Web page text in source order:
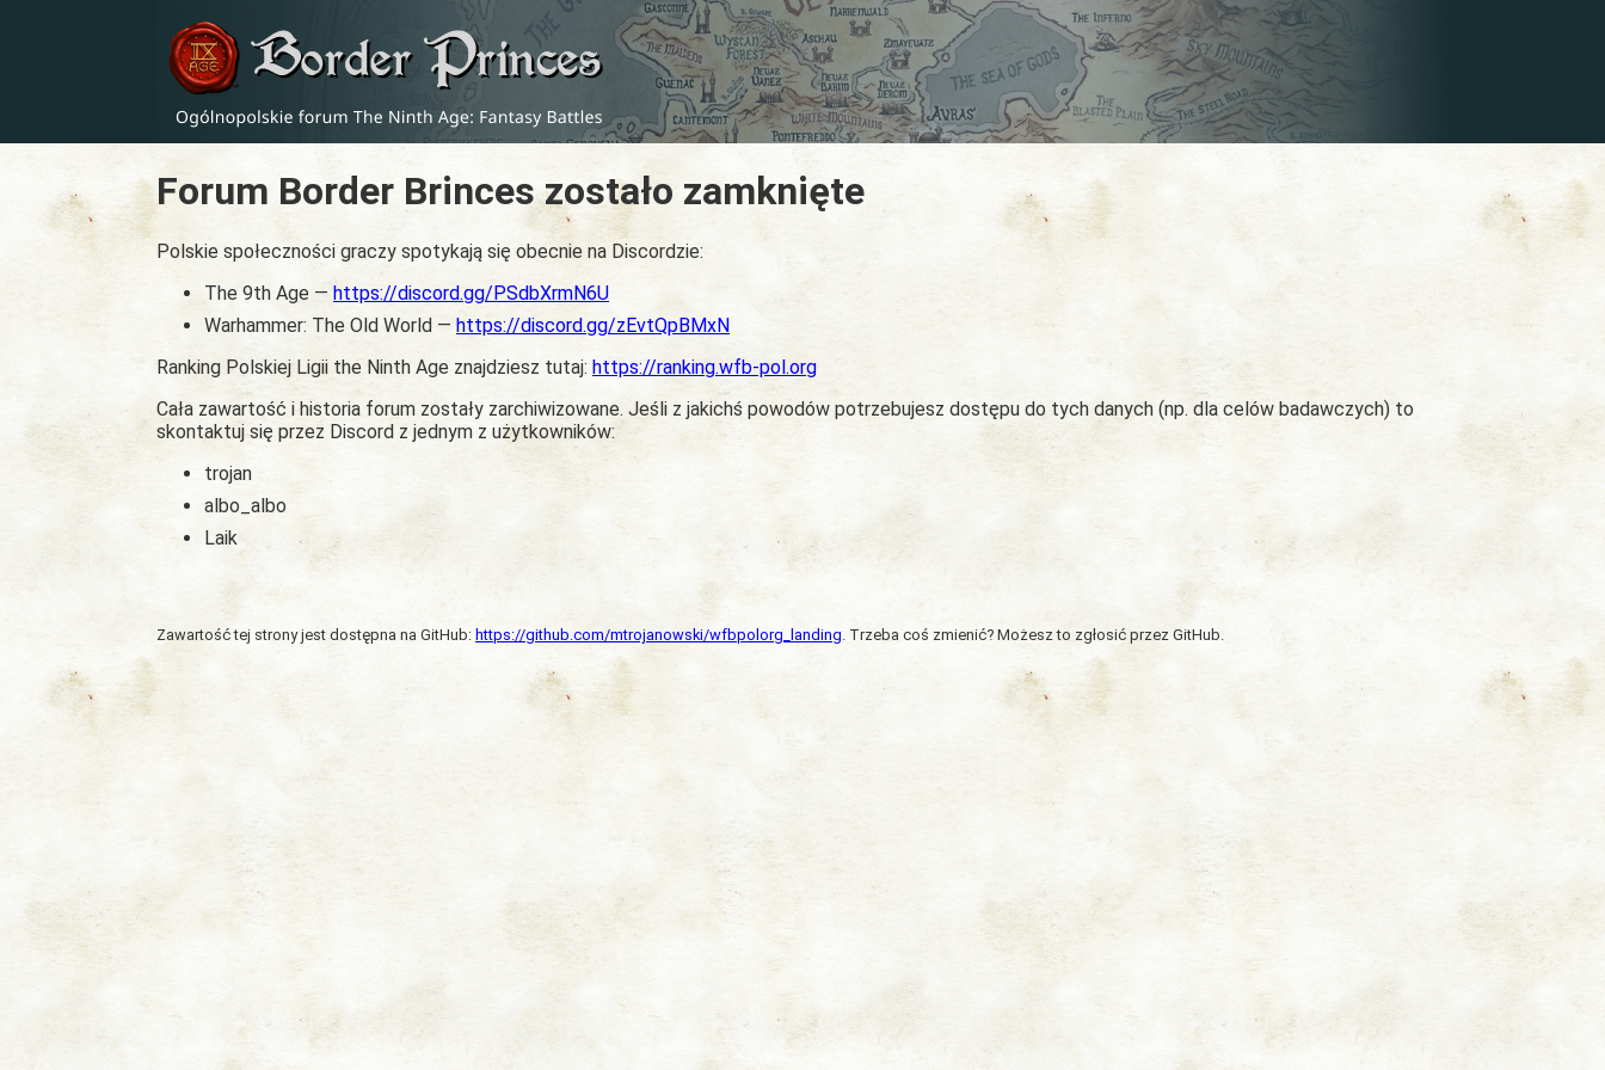
Forum Border Brinces zostało zamknięte
Polskie społeczności graczy spotykają się obecnie na Discordzie:
The 9th Age — https://discord.gg/PSdbXrmN6U
Warhammer: The Old World — https://discord.gg/zEvtQpBMxN
Ranking Polskiej Ligii the Ninth Age znajdziesz tutaj: https://ranking.wfb-pol.org
Cała zawartość i historia forum zostały zarchiwizowane. Jeśli z jakichś powodów potrzebujesz dostępu do tych danych (np. dla celów badawczych) to
skontaktuj się przez Discord z jednym z użytkowników:
trojan
albo_albo
Laik
Zawartość tej strony jest dostępna na GitHub: https://github.com/mtrojanowski/wfbpolorg_landing . Trzeba coś zmienić? Możesz to zgłosić przez GitHub.